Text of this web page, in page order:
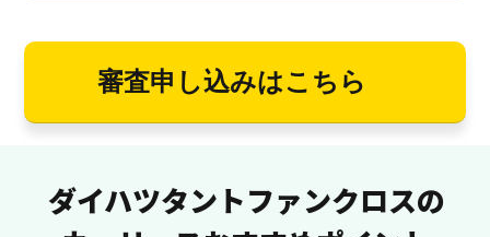
審査申し込みはこちら
ダイハツタントファンクロスの